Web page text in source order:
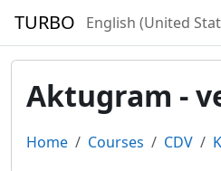
TURBO English (United
Aktugram -
Home Courses CDV